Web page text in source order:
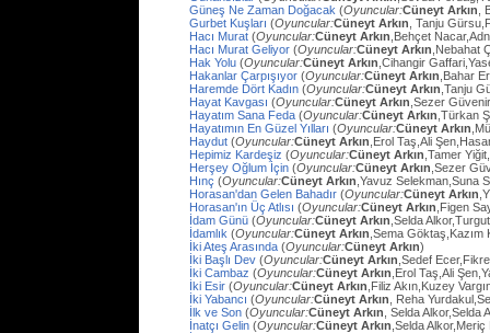
Güneş Ne Zaman Doğacak (Oyuncular:Cüneyt Arkın ,
Gurbet Kuşları (Oyuncular:Cüneyt Arkın , Tanju
Hacı Murat (Oyuncular:Cüneyt Arkın ,Behçet
Hacı Murat Geliyor (Oyuncular:Cüneyt Arkın ,Nebahat
Hak Yolu (Oyuncular:Cüneyt Arkın ,Cihangir
Hakanlar Çarpışıyor (Oyuncular:Cüneyt Arkın ,Bahar
Haremde Dört Kadın (Oyuncular:Cüneyt Arkın ,Tanju
Hayat Kavgası (Oyuncular:Cüneyt Arkın ,Sezer
Hayatım Sana Feda (Oyuncular:Cüneyt Arkın ,Türkan
Hayatımın En Güzel Yılları (Oyuncular:Cüneyt Arkın
Haydut (Oyuncular:Cüneyt Arkın ,Erol Taş,Ali
Hepimiz Kardeşiz (Oyuncular:Cüneyt Arkın ,Tamer
Herşey Oğlum İçin (Oyuncular:Cüneyt Arkın ,Sezer
Hınç (Oyuncular:Cüneyt Arkın ,Yavuz Selekman,Suna
Horasan'dan Gelen Bahadır (Oyuncular:Cüneyt Arkın
Horasan'ın Üç Atlısı (Oyuncular:Cüneyt Arkın ,Figen
İdam Günü (Oyuncular:Cüneyt Arkın ,Selda
İdamlık (Oyuncular:Cüneyt Arkın ,Sema
İki Ateş Arasında (Oyuncular:Cüneyt Arkın)
İki Başlı Dev (Oyuncular:Cüneyt Arkın ,Sedef
İki Cambaz (Oyuncular:Cüneyt Arkın ,Erol Taş,Ali
İki Esir (Oyuncular:Cüneyt Arkın ,Filiz Akın,Kuzey
İki Yabancı (Oyuncular:Cüneyt Arkın , Reha
İlk ve Son (Oyuncular:Cüneyt Arkın , Selda Alkor,Selda
İnatçı Gelin (Oyuncular:Cüneyt Arkın ,Selda